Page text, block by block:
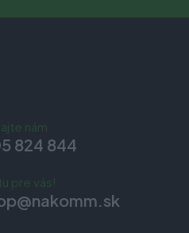
nám
824 844
pre vás!